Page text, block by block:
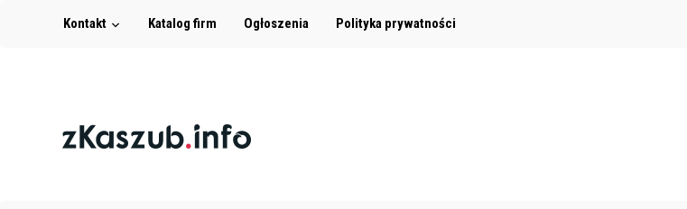
Kontakt Katalog firm Ogłoszenia Polityka prywatności